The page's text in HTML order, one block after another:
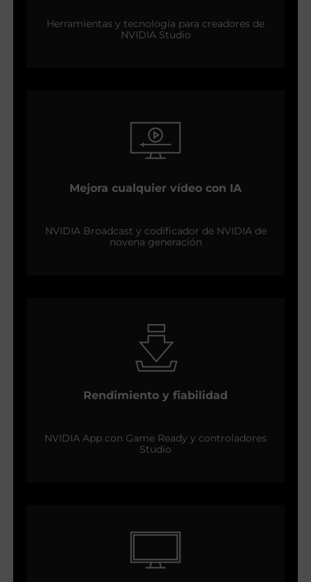
Herramientas y tecnología para creadores de
NVIDIA Studio
Mejora cualquier vídeo con IA
NVIDIA Broadcast y codificador de NVIDIA de
novena generación
Rendimiento y fiabilidad
NVIDIA App con Game Ready y controladores
Studio